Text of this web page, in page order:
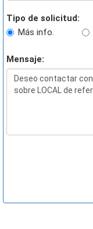
Tipo de solicitud:
Más info.
Mensaje: